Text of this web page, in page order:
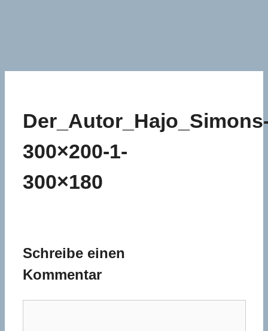
300×200-1-
300×180
Schreibe einen
Kommentar